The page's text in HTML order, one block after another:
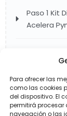
Para ofrecer las
como las cookies
del dispositivo. El
permitirá
navegación o las
Paso 1 Kit
Acelera
La
Servicios